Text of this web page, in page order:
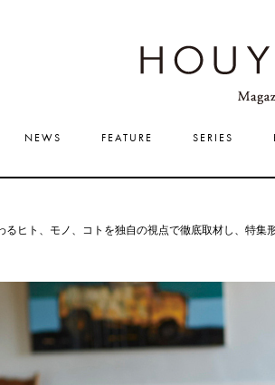
NEWS FEATURE SERIES
るヒト、モノ、コトを独自の視点で徹底取材し、特集